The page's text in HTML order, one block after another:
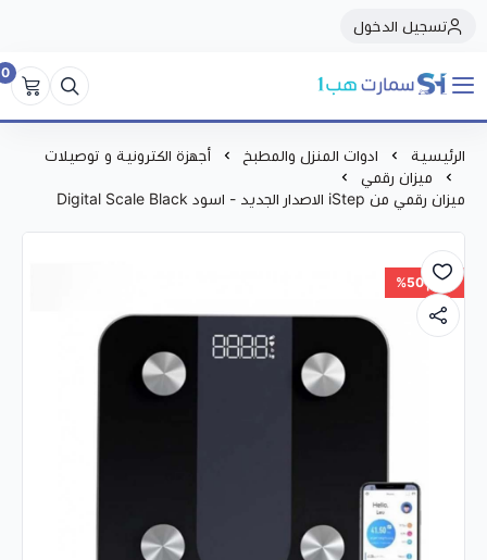
تسجيل الدخول
سمارت هبSmart Hub1
0
الرئيسية ادوات المنزل والمطبخ
أجهزة الكترونية و توصيلات
ميزان رقمي
ميزان رقمي من iStep الاصدار الجديد - اسود Digital Scale Black
خصم 50%